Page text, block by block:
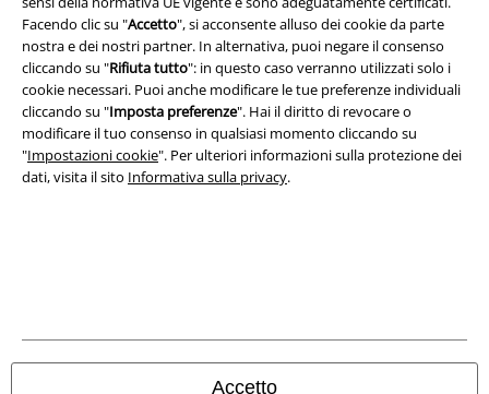
Facendo clic su "Accetto", si acconsente alluso dei cookie da parte
nostra e dei nostri partner. In alternativa, puoi negare il consenso
cliccando su "Rifiuta tutto": in questo caso verranno utilizzati solo i
cookie necessari. Puoi anche modificare le tue preferenze individuali
cliccando su "Imposta preferenze". Hai il diritto di revocare o
modificare il tuo consenso in qualsiasi momento cliccando su
"Impostazioni cookie". Per ulteriori informazioni sulla protezione dei
dati, visita il sito Informativa sulla privacy.
Accetto
Redazione
Legge sulla Privacy
Smaltimento rifiuti e protezione dell’ambiente
Dichiarazione di Conformità